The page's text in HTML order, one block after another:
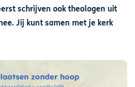
schrijven ook theologen uit
Jij kunt samen met je kerk